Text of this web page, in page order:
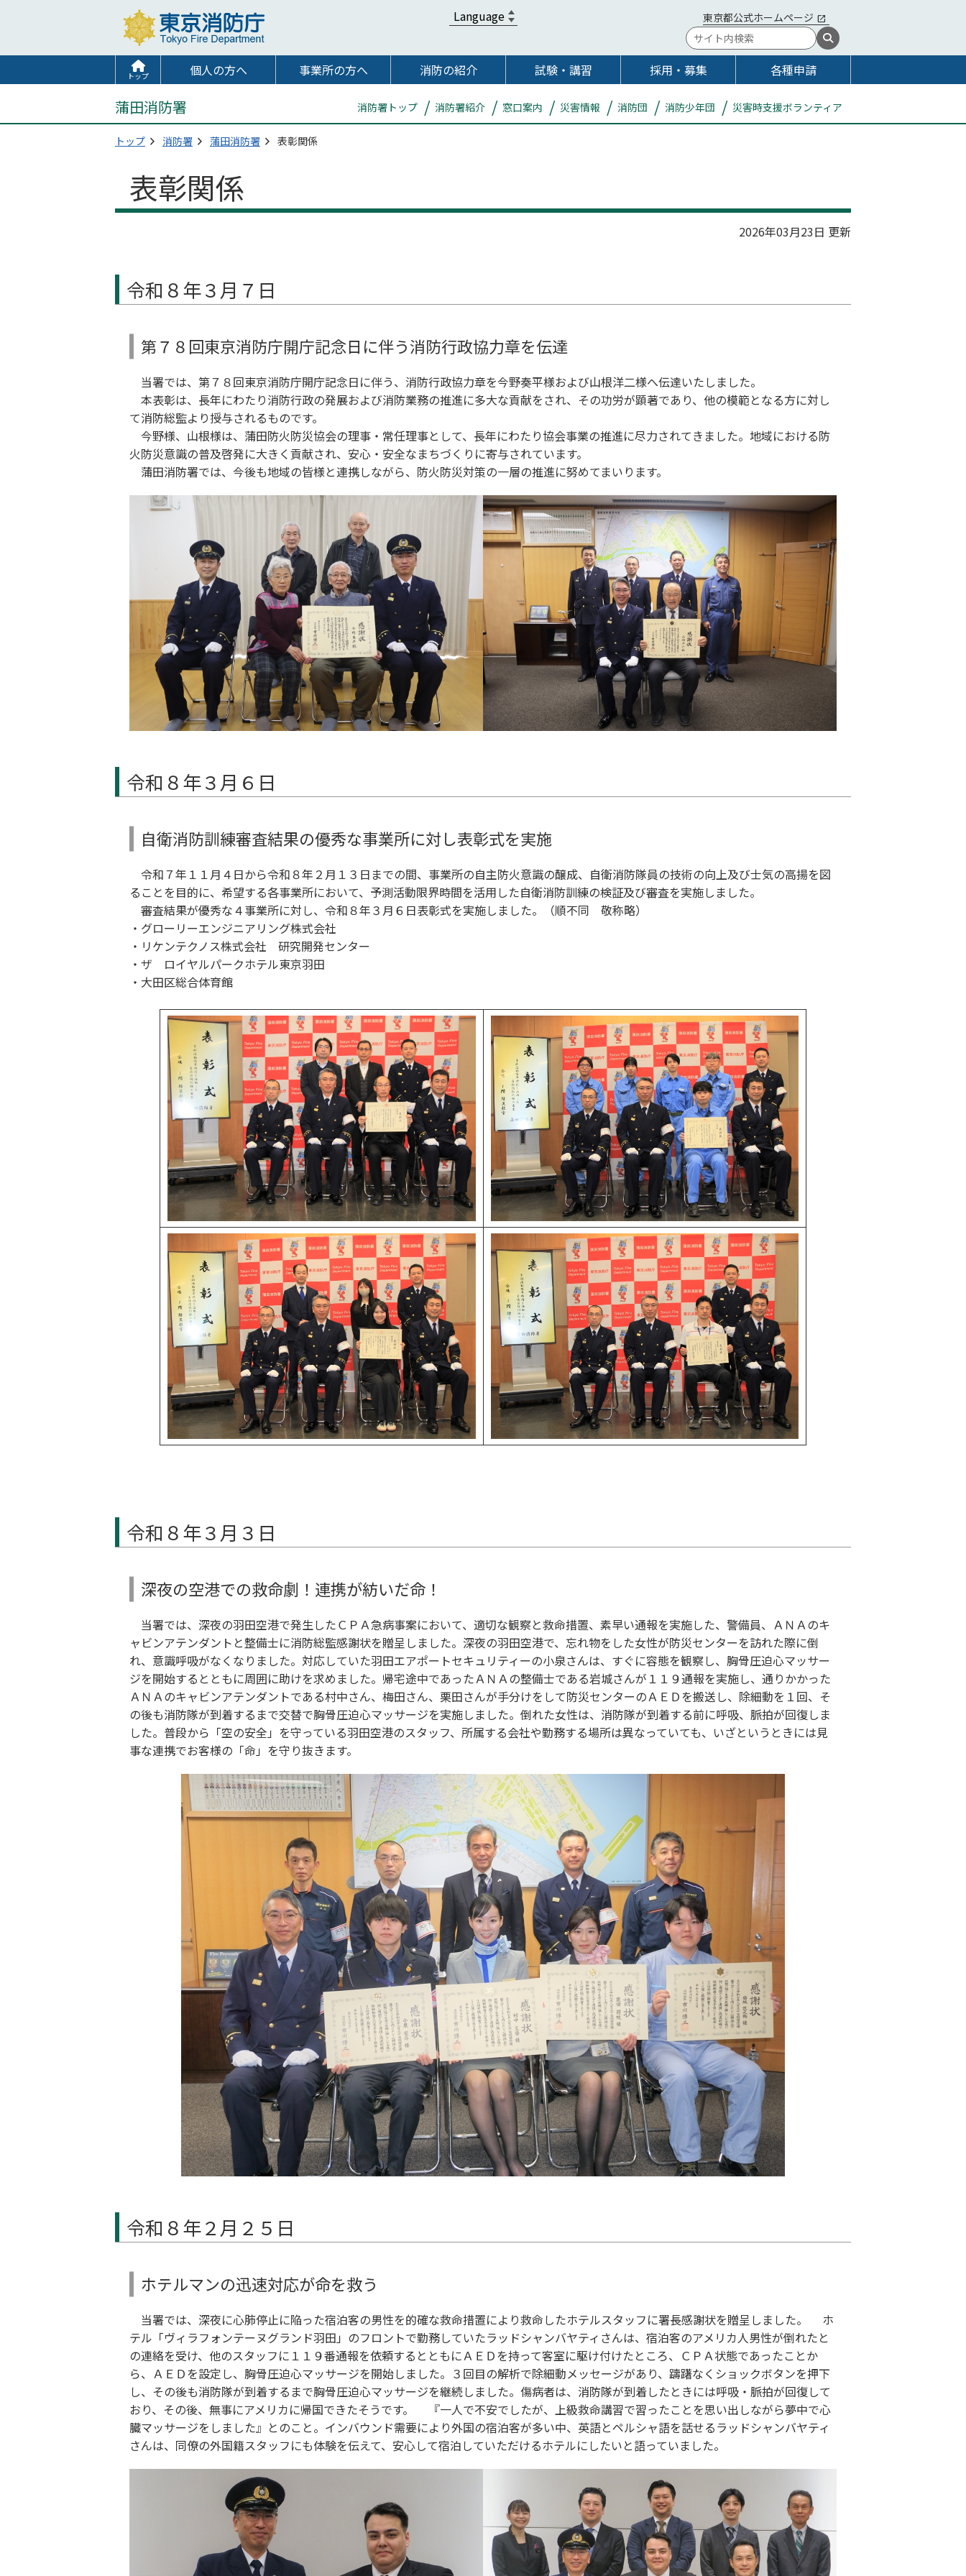
東京都公式ホームページ
トップ 個人の方へ 事業所の方へ 消防の紹介 試験・講習 採用・募集 各種申請
蒲田消防署 消防署トップ 消防署紹介 窓口案内 災害情報 消防団 消防少年団 災害時支援ボランティア
トップ 消防署 蒲田消防署 表彰関係
表彰関係
2026年03月23日 更新
令和８年３月７日
第７８回東京消防庁開庁記念日に伴う消防行政協力章を伝達
当署では、第７８回東京消防庁開庁記念日に伴う、消防行政協力章を今野奏平様および山根洋二様へ伝達いたしました。
本表彰は、長年にわたり消防行政の発展および消防業務の推進に多大な貢献をされ、その功労が顕著であり、他の模範となる方に対し
て消防総監より授与されるものです。
今野様、山根様は、蒲田防火防災協会の理事・常任理事として、長年にわたり協会事業の推進に尽力されてきました。地域における防
火防災意識の普及啓発に大きく貢献され、安心・安全なまちづくりに寄与されています。
蒲田消防署では、今後も地域の皆様と連携しながら、防火防災対策の一層の推進に努めてまいります。
令和８年３月６日
自衛消防訓練審査結果の優秀な事業所に対し表彰式を実施
令和７年１１月４日から令和８年２月１３日までの間、事業所の自主防火意識の醸成、自衛消防隊員の技術の向上及び士気の高揚を図
ることを目的に、希望する各事業所において、予測活動限界時間を活用した自衛消防訓練の検証及び審査を実施しました。
審査結果が優秀な４事業所に対し、令和８年３月６日表彰式を実施しました。（順不同 敬称略）
・グローリーエンジニアリング株式会社
・リケンテクノス株式会社 研究開発センター
・ザ ロイヤルパークホテル東京羽田
・大田区総合体育館
令和８年３月３日
深夜の空港での救命劇！連携が紡いだ命！
当署では、深夜の羽田空港で発生したＣＰＡ急病事案において、適切な観察と救命措置、素早い通報を実施した、警備員、ＡＮＡのキ
ャビンアテンダントと整備士に消防総監感謝状を贈呈しました。深夜の羽田空港で、忘れ物をした女性が防災センターを訪れた際に倒
れ、意識呼吸がなくなりました。対応していた羽田エアポートセキュリティーの小泉さんは、すぐに容態を観察し、胸骨圧迫心マッサー
ジを開始するとともに周囲に助けを求めました。帰宅途中であったＡＮＡの整備士である岩城さんが１１９通報を実施し、通りかかった
ＡＮＡのキャビンアテンダントである村中さん、梅田さん、栗田さんが手分けをして防災センターのＡＥＤを搬送し、除細動を１回、そ
の後も消防隊が到着するまで交替で胸骨圧迫心マッサージを実施しました。倒れた女性は、消防隊が到着する前に呼吸、脈拍が回復しま
した。普段から「空の安全」を守っている羽田空港のスタッフ、所属する会社や勤務する場所は異なっていても、いざというときには見
事な連携でお客様の「命」を守り抜きます。
令和８年２月２５日
ホテルマンの迅速対応が命を救う
当署では、深夜に心肺停止に陥った宿泊客の男性を的確な救命措置により救命したホテルスタッフに署長感謝状を贈呈しました。 ホ
テル「ヴィラフォンテーヌグランド羽田」のフロントで勤務していたラッドシャンバヤティさんは、宿泊客のアメリカ人男性が倒れたと
の連絡を受け、他のスタッフに１１９番通報を依頼するとともにＡＥＤを持って客室に駆け付けたところ、ＣＰＡ状態であったことか
ら、ＡＥＤを設定し、胸骨圧迫心マッサージを開始しました。３回目の解析で除細動メッセージがあり、躊躇なくショックボタンを押下
し、その後も消防隊が到着するまで胸骨圧迫心マッサージを継続しました。傷病者は、消防隊が到着したときには呼吸・脈拍が回復して
おり、その後、無事にアメリカに帰国できたそうです。 『一人で不安でしたが、上級救命講習で習ったことを思い出しながら夢中で心
臓マッサージをしました』とのこと。インバウンド需要により外国の宿泊客が多い中、英語とペルシャ語を話せるラッドシャンバヤティ
さんは、同僚の外国籍スタッフにも体験を伝えて、安心して宿泊していただけるホテルにしたいと語っていました。